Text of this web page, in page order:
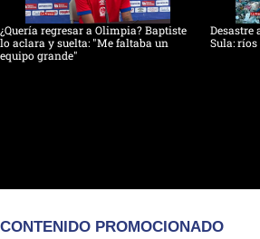
¿Quería regresar a Olimpia? Baptiste
lo aclara y suelta: "Me faltaba un
equipo grande"
Desastre
Sula:
CONTENIDO PROMOCIONADO